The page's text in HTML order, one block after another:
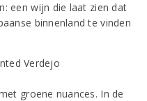
een wijn die laat zien dat
binnenland te vinden
groene nuances. In de